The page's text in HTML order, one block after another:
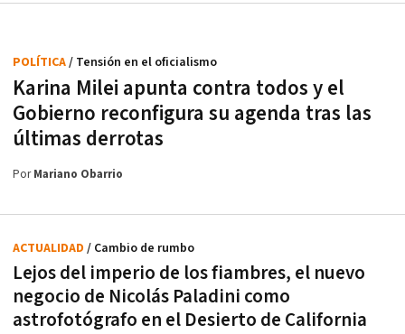
Karina Milei apunta contra todos y el
Gobierno reconfigura su agenda tras las
últimas derrotas
POLÍTICA/ Tensión en el oficialismo
PorMariano Obarrio
Lejos del imperio de los fiambres, el nuevo
negocio de Nicolás Paladini como
astrofotógrafo en el Desierto de California
ACTUALIDAD / Cambio de rumbo